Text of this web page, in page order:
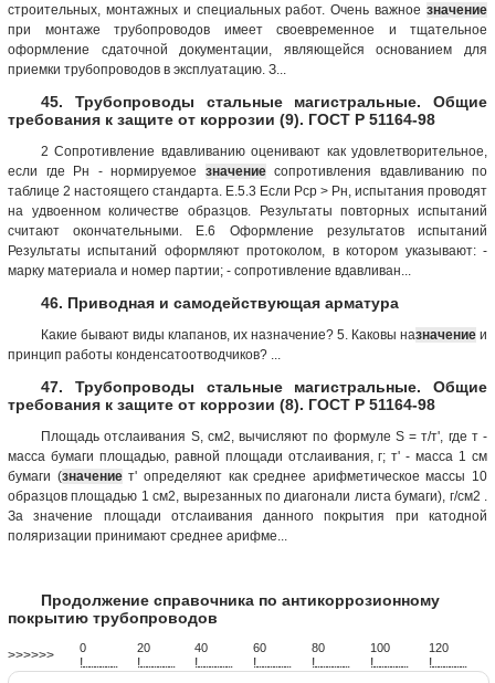
строительных, монтажных и специальных работ. Очень важное значение
при монтаже трубопроводов имеет своевременное и тщательное
оформление сдаточной документации, являющейся основанием для
приемки трубопроводов в эксплуатацию. З...
45. Трубопроводы стальные магистральные. Общие
требования к защите от коррозии (9). ГОСТ Р 51164-98
2 Сопротивление вдавливанию оценивают как удовлетворительное,
если где Рн - нормируемое значениесопротивления вдавливанию по
таблице 2 настоящего стандарта. Е.5.3 Если Рср > Рн, испытания проводят
на удвоенном количестве образцов. Результаты повторных испытаний
считают окончательными. Е.6 Оформление результатов испытаний
Результаты испытаний оформляют протоколом, в котором указывают: -
марку материала и номер партии; - сопротивление вдавливан...
46. Приводная и самодействующая арматура
Какие бывают виды клапанов, их назначение? 5. Каковы назначение и
принцип работы конденсатоотводчиков? ...
47. Трубопроводы стальные магистральные. Общие
требования к защите от коррозии (8). ГОСТ Р 51164-98
Площадь отслаивания S, см2, вычисляют по формуле S = т/т', где т -
масса бумаги площадью, равной площади отслаивания, г; т' - масса 1 см
бумаги (значениет' определяют как среднее арифметическое массы 10
образцов площадью 1 см2, вырезанных по диагонали листа бумаги), г/см2 .
За значение площади отслаивания данного покрытия при катодной
поляризации принимают среднее арифме...
Продолжение справочника по антикоррозионному
покрытию трубопроводов
>>>>>> 0
!...................
20
!...................
40
!...................
60
!...................
80
!...................
100
!...................
120
!...................